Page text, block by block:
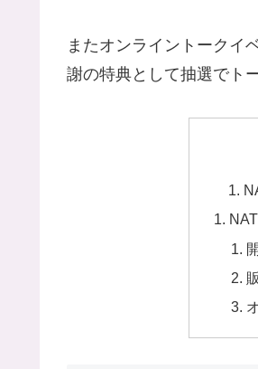
またオンライントークイ
謝の特典として抽選でト